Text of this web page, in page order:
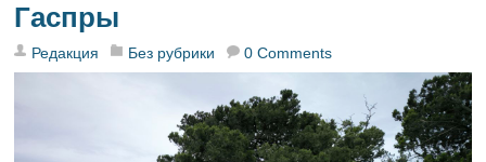
Гаспры
Редакция Без рубрики 0 Comments